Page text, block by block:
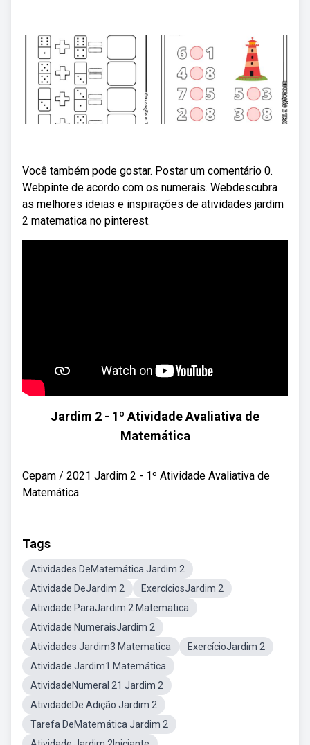
Você também pode gostar. Postar um comentário 0.
Webpinte de acordo com os numerais. Webdescubra
as melhores ideias e inspirações de atividades jardim
2 matematica no pinterest.
Jardim 2 - 1º Atividade Avaliativa de
Matemática
Cepam / 2021 Jardim 2 - 1º Atividade Avaliativa de
Matemática.
Tags
Atividades DeMatemática Jardim 2
Atividade DeJardim 2
ExercíciosJardim 2
Atividade ParaJardim 2 Matematica
Atividade NumeraisJardim 2
Atividades Jardim3 Matematica
ExercícioJardim 2
Atividade Jardim1 Matemática
AtividadeNumeral 21 Jardim 2
AtividadeDe Adição Jardim 2
Tarefa DeMatemática Jardim 2